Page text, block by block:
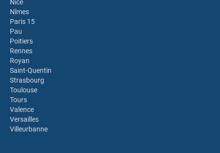
Nice
Nîmes
Paris 15
Pau
Poitiers
Rennes
Royan
Saint-Quentin
Strasbourg
Toulouse
Tours
Valence
Versailles
Villeurbanne